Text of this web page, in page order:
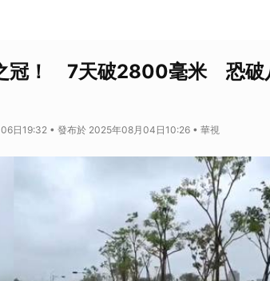
冠！ 7天破2800毫米 恐破
日19:32 • 發布於 2025年08月04日10:26 • 華視